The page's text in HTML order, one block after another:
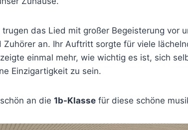
trugen das Lied mit großer Begeisterung vor
Zuhörer an. Ihr Auftritt sorgte für viele
einmal mehr, wie wichtig es ist, sich
Einzigartigkeit zu sein.
an die 1b-Klasse für diese schöne